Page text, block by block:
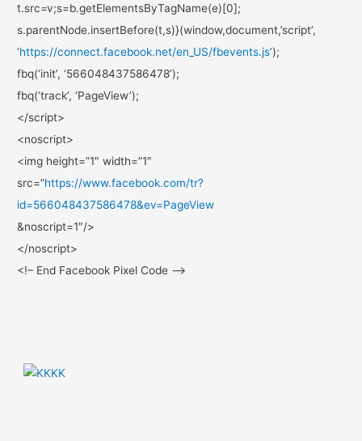
t.src=v;s=b.getElementsByTagName(e)[0];
s.parentNode.insertBefore(t,s)}(window,document,’script’,
‘https://connect.facebook.net/en_US/fbevents.js’);
fbq(‘init’, ‘566048437586478’);
fbq(‘track’, ‘PageView’);
</script>
<noscript>
<img height=”1″ width=”1″
src=”https://www.facebook.com/tr?
id=566048437586478&ev=PageView
&noscript=1″/>
</noscript>
<!– End Facebook Pixel Code –>